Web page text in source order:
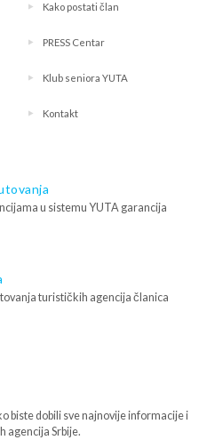
Kako postati član
PRESS Centar
Klub seniora YUTA
Kontakt
u sistemu YUTA garancija
turističkih agencija članica
biste dobili sve najnovije informacije i
agencija Srbije.